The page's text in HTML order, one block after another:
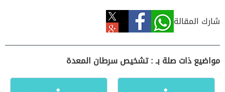
شارك المقالة
مواضيع ذات صلة بـ : تشخيص سرطان المعدة